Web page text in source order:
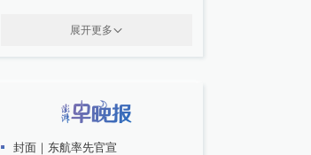
展开更多
封面｜东航率先官宣